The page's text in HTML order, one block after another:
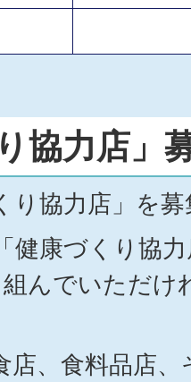
協力店」
り協力店」を
健康づくり協
んでいただけ
店、食料品店